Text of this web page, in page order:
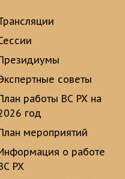
советы
работы ВС РХ на
год
мероприятий
о работе
РХ